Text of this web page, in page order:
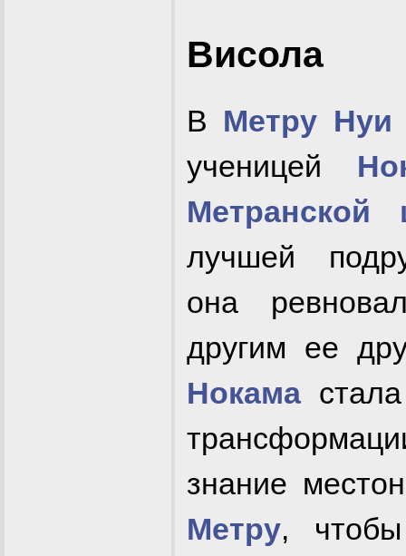
Висола
В Метру Нуи
ученицей
Метранской
лучшей
она
другим ее
Нокама
знание
Метру,